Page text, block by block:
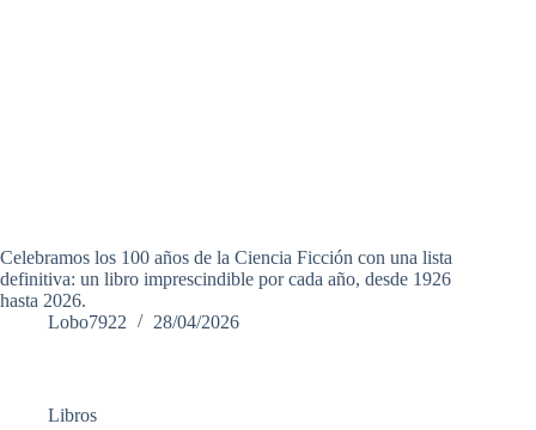
Celebramos los 100 años de la Ciencia Ficción con una lista
definitiva: un libro imprescindible por cada año, desde 1926
hasta 2026.
Lobo7922
28/04/2026
Libros